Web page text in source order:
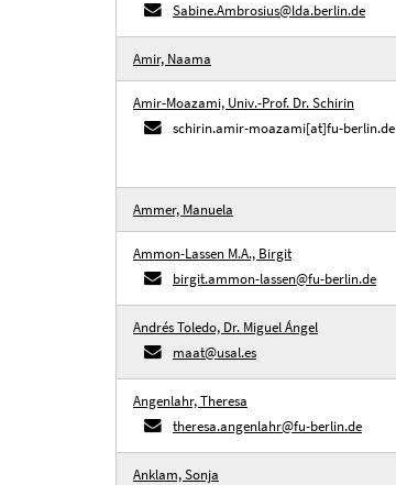
Sabine.Ambrosius@lda.berlin.de
Amir, Naama
Amir-Moazami, Univ.-Prof. Dr. Schirin
schirin.amir-moazami[at]fu-berlin.de
Ammer, Manuela
Ammon-Lassen M.A., Birgit
birgit.ammon-lassen@fu-berlin.de
Andrés Toledo, Dr. Miguel Ángel
maat@usal.es
Angenlahr, Theresa
theresa.angenlahr@fu-berlin.de
Anklam, Sonja